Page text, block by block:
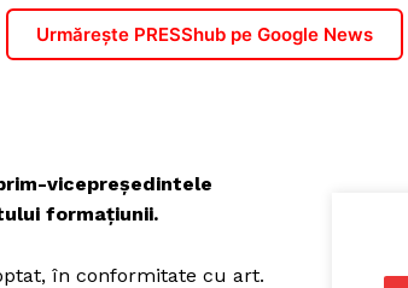
Urmărește PRESShub pe Google News
vicepreședintele
formațiunii.
în conformitate cu art.